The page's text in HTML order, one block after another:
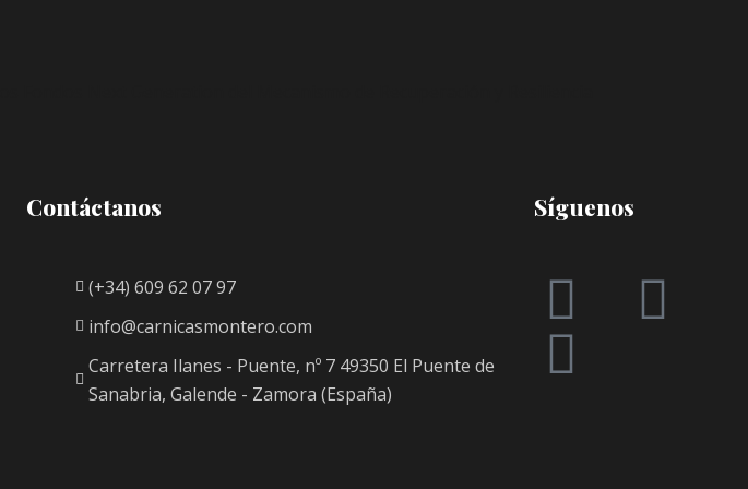
Contáctanos
(+34) 609 62 07 97
info@carnicasmontero.com
Carretera Ilanes - Puente, nº 7 49350 El Puente de
Sanabria, Galende - Zamora (España)
Síguenos